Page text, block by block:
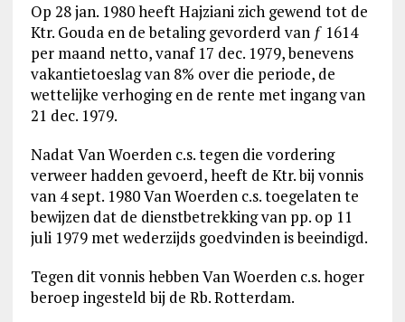
Op 28 jan. 1980 heeft Hajziani zich gewend tot de
Ktr. Gouda en de betaling gevorderd van ƒ 1614
per maand netto, vanaf 17 dec. 1979, benevens
vakantietoeslag van 8% over die periode, de
wettelijke verhoging en de rente met ingang van
21 dec. 1979.
Nadat Van Woerden c.s. tegen die vordering
verweer hadden gevoerd, heeft de Ktr. bij vonnis
van 4 sept. 1980 Van Woerden c.s. toegelaten te
bewijzen dat de dienstbetrekking van pp. op 11
juli 1979 met wederzijds goedvinden is beeindigd.
Tegen dit vonnis hebben Van Woerden c.s. hoger
beroep ingesteld bij de Rb. Rotterdam.